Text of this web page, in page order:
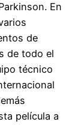
En
de
de todo el
técnico
película a